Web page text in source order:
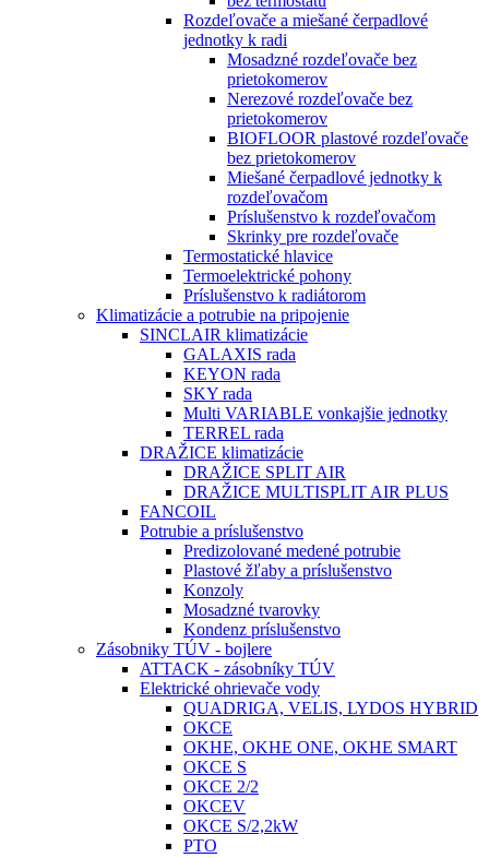
Rozdeľovače a miešané čerpadlové
jednotky k radi
Mosadzné rozdeľovače bez
prietokomerov
Nerezové rozdeľovače bez
prietokomerov
BIOFLOOR plastové rozdeľovače
bez prietokomerov
Miešané čerpadlové jednotky k
rozdeľovačom
Príslušenstvo k rozdeľovačom
Skrinky pre rozdeľovače
Termostatické hlavice
Termoelektrické pohony
Príslušenstvo k radiátorom
Klimatizácie a potrubie na pripojenie
SINCLAIR klimatizácie
GALAXIS rada
KEYON rada
SKY rada
Multi VARIABLE vonkajšie jednotky
TERREL rada
DRAŽICE klimatizácie
DRAŽICE SPLIT AIR
DRAŽICE MULTISPLIT AIR PLUS
FANCOIL
Potrubie a príslušenstvo
Predizolované medené potrubie
Plastové žľaby a príslušenstvo
Konzoly
Mosadzné tvarovky
Kondenz príslušenstvo
Zásobniky TÚV - bojlere
ATTACK - zásobníky TÚV
Elektrické ohrievače vody
QUADRIGA, VELIS, LYDOS HYBRID
OKCE
OKHE, OKHE ONE, OKHE SMART
OKCE S
OKCE 2/2
OKCEV
OKCE S/2,2kW
PTO